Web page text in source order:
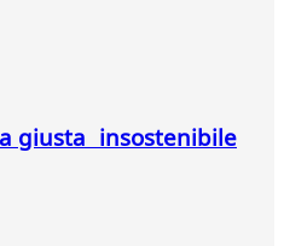
giusta insostenibile